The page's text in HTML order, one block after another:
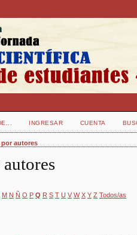
INGRESAR CUENTA
autores
M N Ñ O P Q R S T U V W X Y Z Todos/as